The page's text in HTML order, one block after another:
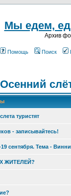
Мы едем,
Архив
Помощь Поиск
Осенний
туристят
- записывайтесь!
сентября. Тема -
ЖИТЕЛЕЙ?